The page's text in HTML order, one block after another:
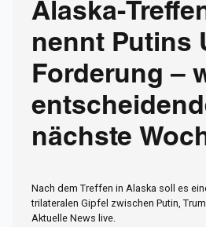
Alaska-
nennt Putins
Forderung –
nächste
Nach dem Treffen in Alaska soll es
trilateralen Gipfel zwischen Putin,
Aktuelle News live.